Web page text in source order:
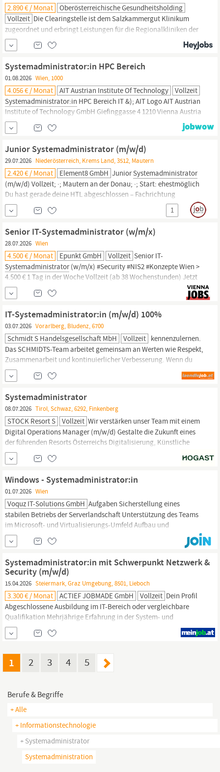
2.890 € / Monat
Oberösterreichische Gesundheitsholding
Vollzeit Die Clearingstelle ist dem Salzkammergut Klinikum
zugeordnet und erbringt Leistungen für die Regionalkliniken der
oberösterreichischen Gesundheitsholding. Das Aufgabengebiet
erstreckt sich über die Bearbeitung von Datenschiefständen
Fehlern sowie der Testung der Schnittstelle. Unser Angebot: OÖ
Landesdienst als...
Systemadministrator:in HPC Bereich
01.08.2026 Wien, 1000
4.056 € / Monat AIT Austrian Institute Of Technology
Vollzeit
Systemadministrator:in HPC Bereich IT &); AIT Logo AIT Austrian
Institute of Technology GmbH Giefinggasse 4 1210 Vienna Austria
jobline@ait.ac.at +43 50550-0 Imprint Navigation About the AIT
Research Topics Solutions Publications press News & Events
Career Contact Information for Recruiting Agencies Follow us
Junior Systemadministrator (m/w/d)
29.07.2026 Niederösterreich, Krems Land, 3512, Mautern
2.420 € / Monat Element8 GmbH JuniorSystemadministrator
(m/w/d) Vollzeit; ·; Mautern an der Donau; ·; Start: ehestmöglich
Du hast gerade deine HTL abgeschlossen – Fachrichtung
Informationstechnologie, Elektronik oder etwas in die Richtung –
und willst jetzt zeigen, was in dir steckt? Bei element8 bekommst
du genau diese Chance: echte Projekte, echte Verantwortung und
ein Team, das...
1
Senior IT-Systemadministrator (w/m/x)
28.07.2026 Wien
4.500 € / Monat Epunkt GmbH Vollzeit Senior IT-
Systemadministrator(w/m/x) #Security #NIS2 #Konzepte Wien >
4.500 € 1 Tag in der Woche Vollzeit (ab 38 Wochenstunden) Jetzt
bewerben Noch ein Klick bis zu deinem neuen Job! Bewirb dich
online über unser Kandidatenportal – in wenigen Minuten ist alles
erledigt. Deine zukünftige Rolle Du willst nicht Tickets
abarbeiten, sondern Dinge...
IT-Systemadministrator:in (m/w/d) 100%
03.07.2026 Vorarlberg, Bludenz, 6700
Schmidt S Handelsgesellschaft MbH Vollzeit kennenzulernen.
Das SCHMIDTS-Team arbeitet gemeinsam an Werten wie Respekt,
Zusammenarbeit und kontinuierlicher Verbesserung. Wenn du
Lust hast, Teil davon zu werden, schick uns deine
aussagekräftigen Bewerbungsunterlagen über unser Online-
systemadministratorin-m-w-d-100/
Systemadministrator
08.07.2026 Tirol, Schwaz, 6292, Finkenberg
STOCK Resort S Vollzeit Wir verstärken unser Team mit einem
Digital Operations Manager (m/w/d) Gestalte die Zukunft eines
der führenden Resorts Österreichs Digitalisierung, Künstliche
Intelligenz und Wissen werden in den kommenden Jahren zu den
wichtigsten Erfolgsfaktoren in der Hotellerie zählen. Im Stock
aktiv gestalten.Deshalb...
Windows - Systemadministrator:in
01.07.2026 Wien
Voquz IT-Solutions GmbH Aufgaben Sicherstellung eines
stabilen Betriebs der Serverlandschaft Unterstützung des Teams
im Microsoft- und Virtualisierungs-Umfeld Aufbau und
Konfiguration neuer virtualisierter Serverumgebungen und
Optimierung bestehender Weiterentwicklung in den Bereichen
Automatisierung komplexer Workflows mit Script-...
Systemadministrator:in mit Schwerpunkt Netzwerk &
Security (m/w/d)
15.04.2026 Steiermark, Graz Umgebung, 8501, Lieboch
3.300 € / Monat ACTIEF JOBMADE GmbH Vollzeit Dein Profil
Abgeschlossene Ausbildung im IT-Bereich oder vergleichbare
Qualifikation Mehrjährige Erfahrung in der System- und
Netzwerkadministration Fundierte Kenntnisse in: Active Directory
/ Entra ID Microsoft 365 Firewall- und Security-Technologien
VMware) Gute Kenntnisse im Bereich IT-Sicherheit und Best...
1 2 3 4 5
Berufe & Begriffe
+ Alle
+ Informationstechnologie
+ Systemadministrator
Systemadministration